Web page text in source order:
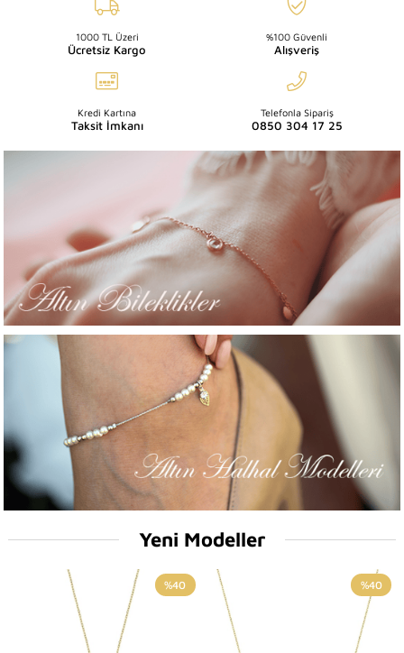
1000 TL Üzeri
Ücretsiz Kargo
%100 Güvenli
Alışveriş
Kredi Kartına
Taksit İmkanı
Telefonla Sipariş
0850 304 17 25
Yeni Modeller
%40 %40